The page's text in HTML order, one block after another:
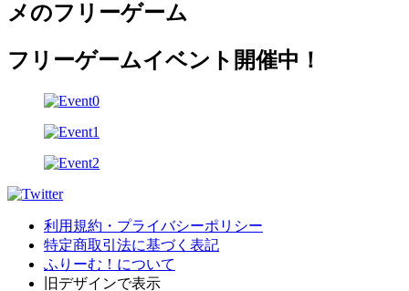
メのフリーゲーム
フリーゲームイベント開催中！
利用規約・プライバシーポリシー
特定商取引法に基づく表記
ふりーむ！について
旧デザインで表示